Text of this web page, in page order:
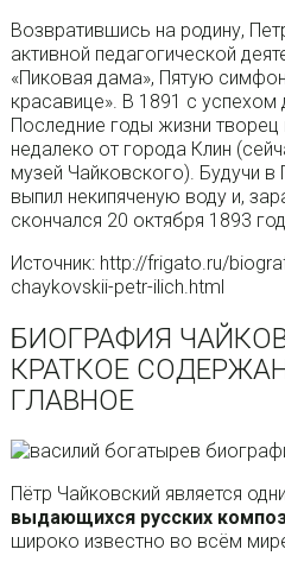
Возвратившись на родину,
активной педагогической
«Пиковая дама», Пятую
красавице». В 1891 с
Последние годы жизни творец
недалеко от города Клин
музей Чайковского). Будучи в
выпил некипяченую воду и,
скончался 20 октября 1893
Источник: http://frigato.ru/
chaykovskii-petr-ilich.html
БИОГРАФИЯ
КРАТКОЕ
ГЛАВНОЕ
Пётр Чайковский является
выдающихся русских
широко известно во всём